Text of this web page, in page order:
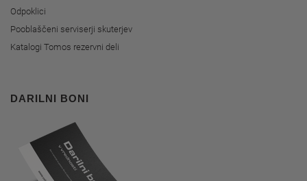
Odpoklici
Pooblaščeni serviserji skuterjev
Katalogi Tomos rezervni deli
DARILNI BONI